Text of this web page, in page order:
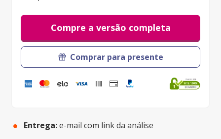
Compre a versão completa
Comprar para presente
Entrega:e-mail com link da análise
Paypal:Em até 3 horas
Boleto bancário:2 dias úteis
Débito Online:Em até 3 horas
Fale conosco.